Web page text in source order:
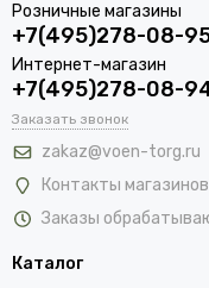
Розничные магазины
+7(495)278-08-
Интернет-магазин
+7(495)278-08-
Заказать звонок
zakaz@voen-torg.ru
Контакты
Заказы
Каталог